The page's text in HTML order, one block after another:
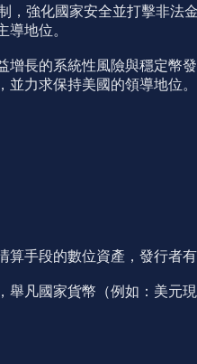
強化國家安全並打擊非法金
導地位。
長的系統性風險與穩定幣
力求保持美國的領導地位。
算手段的數位資產，發行
凡國家貨幣（例如：美元